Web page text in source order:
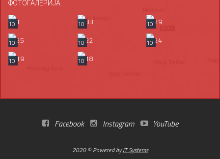
ФОТОГАЛЕРИЈА
10 10
10
10
10
10
10
10
Facebook Instagram YouTube
2020 © Powered byIT Systems